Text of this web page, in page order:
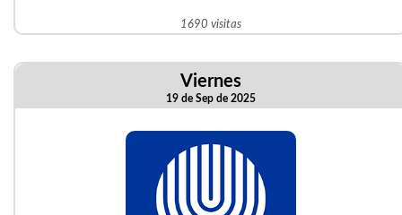
1690 visitas
Viernes
19 de Sep de 2025